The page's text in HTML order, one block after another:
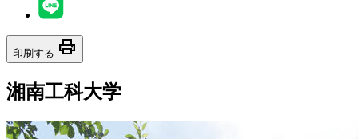
印刷する print
湘南工科大学